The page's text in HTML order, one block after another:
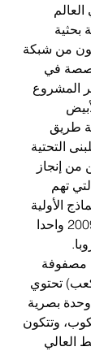
بحثية
من شبكة
في
المشروع
طريق
التحتية
ما مكن من إنجاز
تهم
الأولية
وتشغيلها، وأصبح رسميا عام 2009 واحدا
مصفوفة
تحتوي
وحدة بصرية
وتتكون
العالي